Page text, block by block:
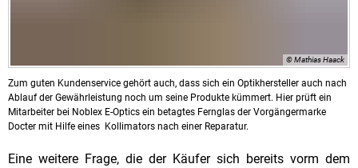
© Mathias Haack
Zum guten Kundenservice gehört auch, dass sich ein Optikhersteller auch nach
Ablauf der Gewährleistung noch um seine Produkte kümmert. Hier prüft ein
Mitarbeiter bei Noblex E-Optics ein betagtes Fernglas der Vorgängermarke
Docter mit Hilfe eines Kollimators nach einer Reparatur.
Eine weitere Frage, die der Käufer sich bereits vorm dem